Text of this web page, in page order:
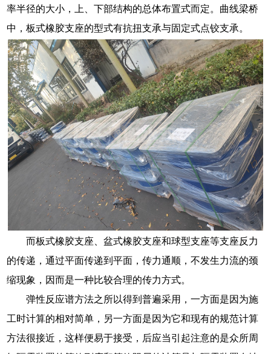
率半径的大小，上、下部结构的总体布置式而定。曲线梁桥
中，板式橡胶支座的型式有抗扭支承与固定式点铰支承。
而板式橡胶支座、盆式橡胶支座和球型支座等支座反力
的传递，通过平面传递到平面，传力通顺，不发生力流的颈
缩现象，因而是一种比较合理的传力方式。
弹性反应谱方法之所以得到普遍采用，一方面是因为施
工时计算的相对简单，另一方面是因为它和现有的规范计算
方法很接近，这样便易于接受，后应当引起注意的是众所周